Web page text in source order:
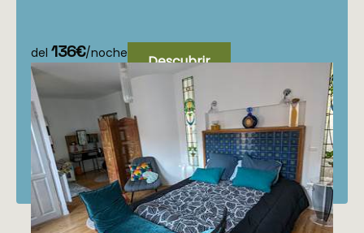
del 136€/noche Descubrir